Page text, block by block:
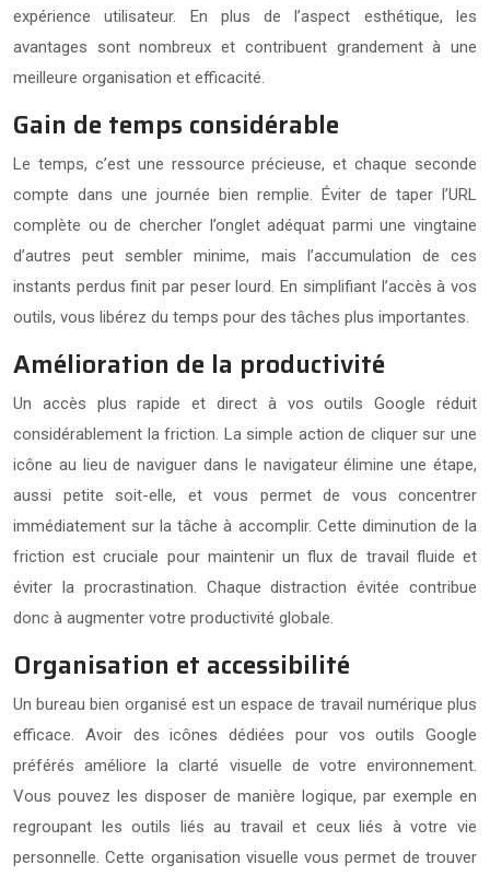
expérience utilisateur. En plus de l’aspect esthétique, les
avantages sont nombreux et contribuent grandement à une
meilleure organisation et efficacité.
Gain de temps considérable
Le temps, c’est une ressource précieuse, et chaque seconde
compte dans une journée bien remplie. Éviter de taper l’URL
complète ou de chercher l’onglet adéquat parmi une vingtaine
d’autres peut sembler minime, mais l’accumulation de ces
instants perdus finit par peser lourd. En simplifiant l’accès à vos
outils, vous libérez du temps pour des tâches plus importantes.
Amélioration de la productivité
Un accès plus rapide et direct à vos outils Google réduit
considérablement la friction. La simple action de cliquer sur une
icône au lieu de naviguer dans le navigateur élimine une étape,
aussi petite soit-elle, et vous permet de vous concentrer
immédiatement sur la tâche à accomplir. Cette diminution de la
friction est cruciale pour maintenir un flux de travail fluide et
éviter la procrastination. Chaque distraction évitée contribue
donc à augmenter votre productivité globale.
Organisation et accessibilité
Un bureau bien organisé est un espace de travail numérique plus
efficace. Avoir des icônes dédiées pour vos outils Google
préférés améliore la clarté visuelle de votre environnement.
Vous pouvez les disposer de manière logique, par exemple en
regroupant les outils liés au travail et ceux liés à votre vie
personnelle. Cette organisation visuelle vous permet de trouver